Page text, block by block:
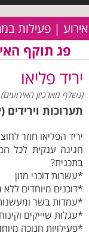
אירוע | פעילות
פג תוקף
יריד פליאו
(נשלף מארכיון האירועים)
תערוכות וירידים
יריד הפליאו חוזר
בתכנית?
*עשרות דוכני מזון
*דוכנים מיוחדים ללא
*עמדות בשר
*עגלות שיייקים
*פעילויות חנוכה